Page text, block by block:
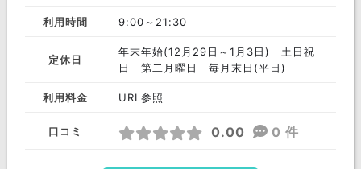
利用時間 9:00～21:30
定休日
年末年始(12月29日～1月3日) 土日祝
日 第二月曜日 毎月末日(平日)
利用料金 URL参照
口コミ 0.00 0 件